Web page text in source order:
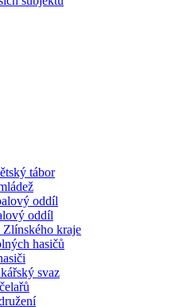
tábor
oddíl
oddíl
Zlínského kraje
hasičů
svaz